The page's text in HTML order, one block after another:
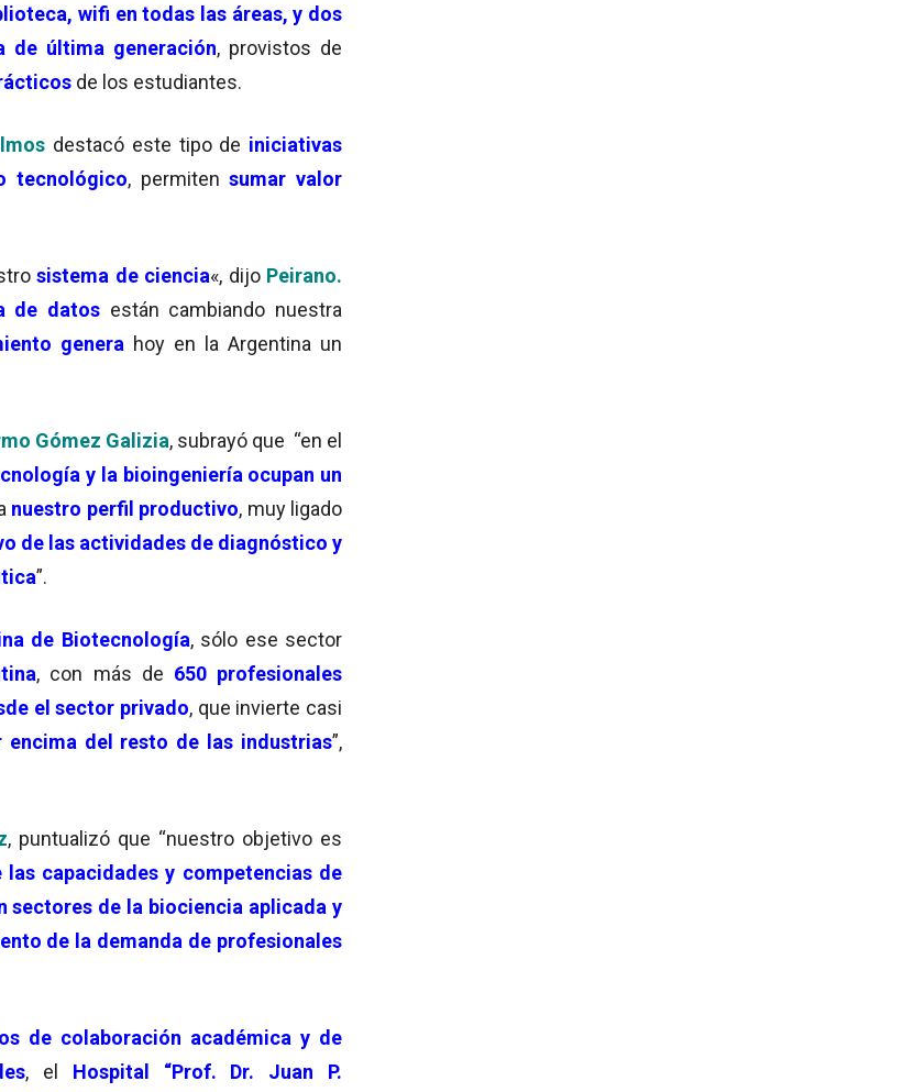
wifi en todas las áreas, y dos
de última generación, provistos de
de los estudiantes.
destacó este tipo de iniciativas
tecnológico, permitensumar valor
sistema de ciencia«, dijo Peirano.
de datos están cambiando nuestra
genera hoy en la Argentina un
Gómez Galizia, subrayó que “en el
y la bioingeniería ocupan un
nuestro perfil productivo, muy ligado
de las actividades de diagnóstico y
”.
de Biotecnología, sólo ese sector
, con más de 650 profesionales
el sector privado, que invierte casi
encima del resto de las industrias”,
, puntualizó que “nuestro objetivo es
capacidades y competencias de
sectores de la biociencia aplicada y
de la demanda de profesionales
de colaboración académica y de
, el Hospital “Prof. Dr. Juan P.